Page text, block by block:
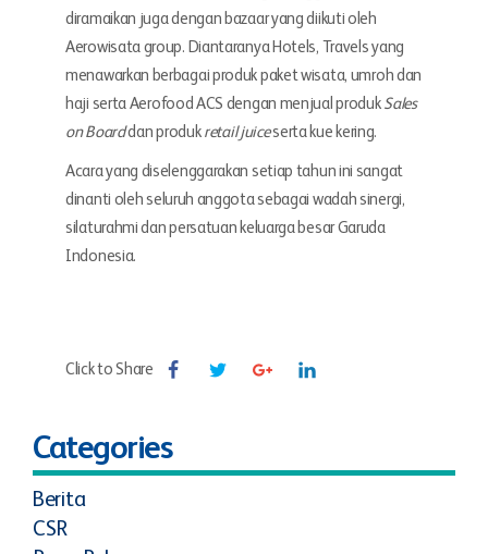
diramaikan juga dengan bazaar yang diikuti oleh
Aerowisata group. Diantaranya Hotels, Travels yang
menawarkan berbagai produk paket wisata, umroh dan
haji serta Aerofood ACS dengan menjual produk Sales
on Boarddan produk retail juiceserta kue kering.
Acara yang diselenggarakan setiap tahun ini sangat
dinanti oleh seluruh anggota sebagai wadah sinergi,
silaturahmi dan persatuan keluarga besar Garuda
Indonesia.
Click to Share
Categories
Berita
CSR